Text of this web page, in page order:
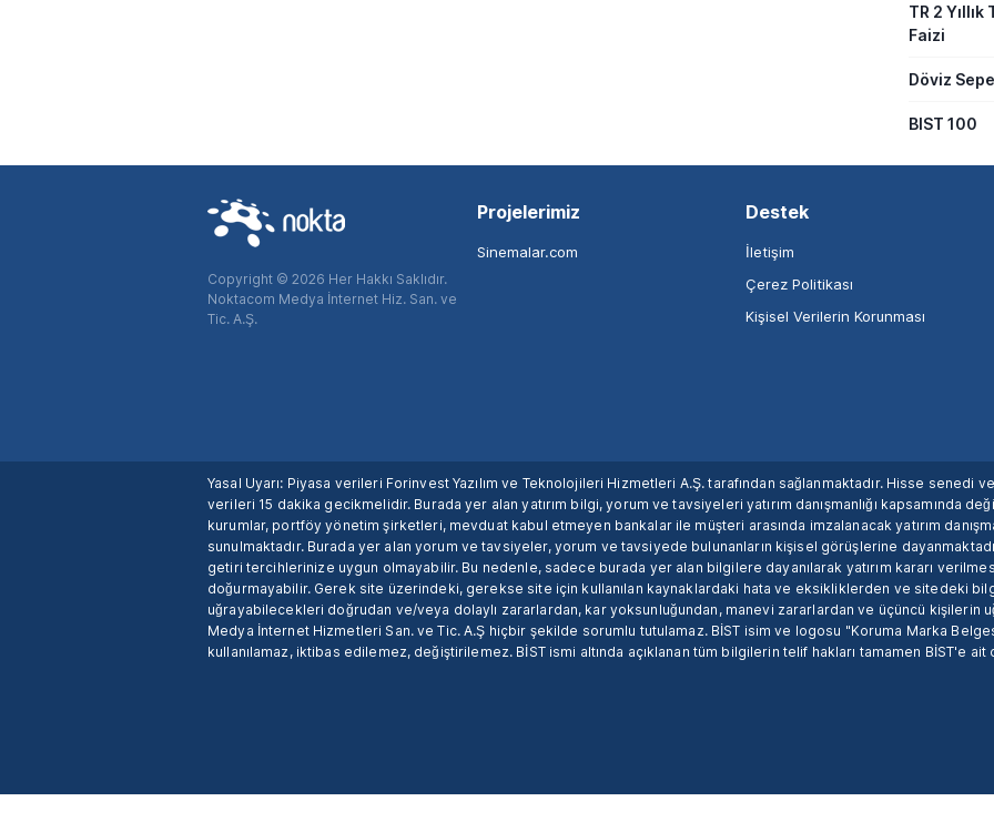
TR 2 Yıllık
Faizi
Döviz
BIST 100
Copyright © 2026 Her Hakkı Saklıdır.
Noktacom Medya İnternet Hiz. San. ve
Tic. A.Ş.
Projelerimiz
Sinemalar.com
Destek
İletişim
Çerez Politikası
Kişisel Verilerin Korunması
Yasal Uyarı: Piyasa verileri Forinvest Yazılım ve Teknolojileri Hizmetleri A.Ş. tarafından sağlanmaktadır. Hisse senedi
verileri 15 dakika gecikmelidir. Burada yer alan yatırım bilgi, yorum ve tavsiyeleri yatırım danışmanlığı kapsamında
kurumlar, portföy yönetim şirketleri, mevduat kabul etmeyen bankalar ile müşteri arasında imzalanacak yatırım
sunulmaktadır. Burada yer alan yorum ve tavsiyeler, yorum ve tavsiyede bulunanların kişisel görüşlerine
getiri tercihlerinize uygun olmayabilir. Bu nedenle, sadece burada yer alan bilgilere dayanılarak yatırım kararı
doğurmayabilir. Gerek site üzerindeki, gerekse site için kullanılan kaynaklardaki hata ve eksikliklerden ve sitedeki
uğrayabilecekleri doğrudan ve/veya dolaylı zararlardan, kar yoksunluğundan, manevi zararlardan ve üçüncü kişilerin
Medya İnternet Hizmetleri San. ve Tic. A.Ş hiçbir şekilde sorumlu tutulamaz. BİST isim ve logosu "Koruma Marka
kullanılamaz, iktibas edilemez, değiştirilemez. BİST ismi altında açıklanan tüm bilgilerin telif hakları tamamen BİST'e ait